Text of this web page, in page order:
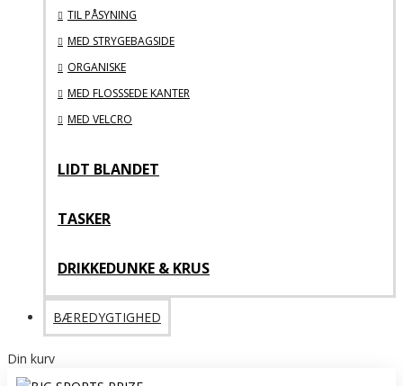
TIL PÅSYNING
MED STRYGEBAGSIDE
ORGANISKE
MED FLOSSSEDE KANTER
MED VELCRO
LIDT BLANDET
TASKER
DRIKKEDUNKE & KRUS
BÆREDYGTIGHED
Din kurv